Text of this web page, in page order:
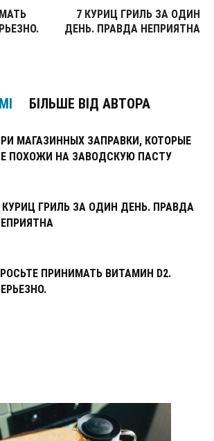
7 КУРИЦ ГРИЛЬ ЗА ОДИН
ДЕНЬ. ПРАВДА НЕПРИЯТНА
БІЛЬШЕ ВІД АВТОРА
МАГАЗИННЫХ ЗАПРАВКИ, КОТОРЫЕ
ПОХОЖИ НА ЗАВОДСКУЮ ПАСТУ
КУРИЦ ГРИЛЬ ЗА ОДИН ДЕНЬ. ПРАВДА
ПРИНИМАТЬ ВИТАМИН D2.